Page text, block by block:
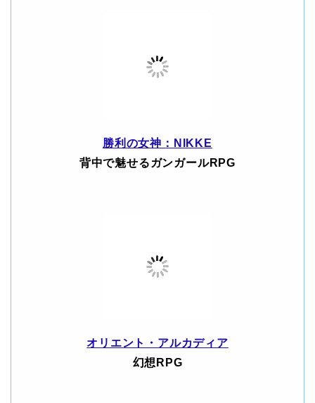
勝利の女神：NIKKE
背中で魅せるガンガールRPG
オリエント・アルカディア
幻想RPG